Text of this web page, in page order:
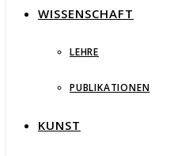
WISSENSCHAFT
LEHRE
PUBLIKATIONEN
KUNST